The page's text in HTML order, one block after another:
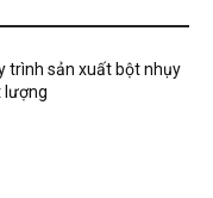
trình sản xuất bột nhụy
lượng